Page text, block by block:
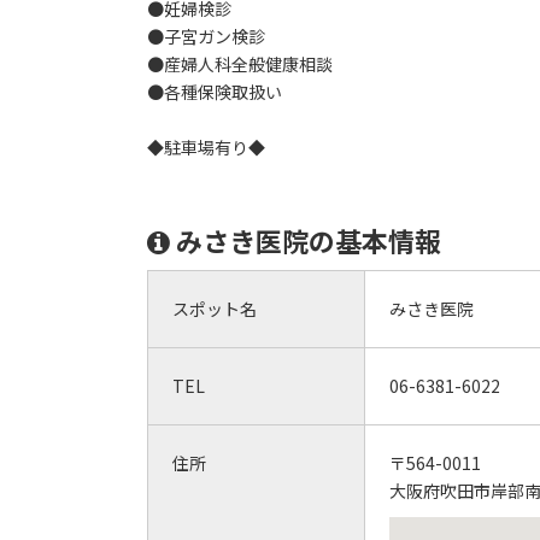
●妊婦検診
●子宮ガン検診
●産婦人科全般健康相談
●各種保険取扱い
◆駐車場有り◆
みさき医院の基本情報
スポット名 みさき医院
TEL 06-6381-6022
住所
〒564-0011
大阪府吹田市岸部